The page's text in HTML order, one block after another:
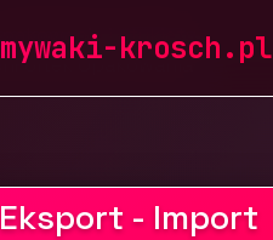
krosch.pl
Opakowania i etykiety
Opakowania
Eksport - Import